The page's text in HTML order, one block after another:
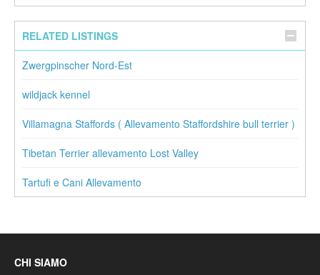
RELATED LISTINGS
Zwergpinscher Nord-Est
wildjack kennel
Villamagna Staffords ( Allevamento Staffordshire bull terrier )
Tibetan Terrier allevamento Lost Valley
Tartufi e Cani Allevamento
CHI SIAMO